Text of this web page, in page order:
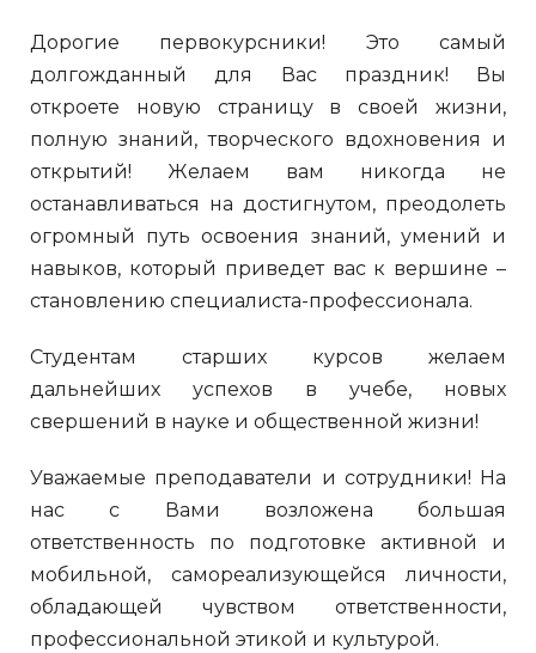
Дорогие первокурсники! Это самый
долгожданный для Вас праздник! Вы
откроете новую страницу в своей жизни,
полную знаний, творческого вдохновения и
открытий! Желаем вам никогда не
останавливаться на достигнутом, преодолеть
огромный путь освоения знаний, умений и
навыков, который приведет вас к вершине –
становлению специалиста-профессионала.
Студентам старших курсов желаем
дальнейших успехов в учебе, новых
свершений в науке и общественной жизни!
Уважаемые преподаватели и сотрудники! На
нас с Вами возложена большая
ответственность по подготовке активной и
мобильной, самореализующейся личности,
обладающей чувством ответственности,
профессиональной этикой и культурой.